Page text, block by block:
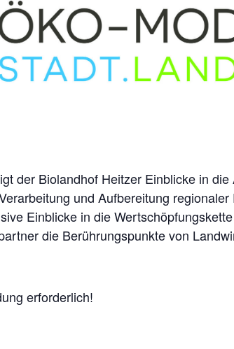
der Biolandhof Heitzer Einblicke in
und Aufbereitung
Einblicke in die
die Berührungspunkte von
erforderlich!